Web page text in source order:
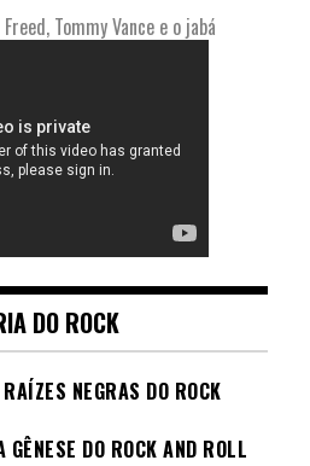
Tommy Vance e o jabá
DO ROCK
NEGRAS DO ROCK
DO ROCK AND ROLL